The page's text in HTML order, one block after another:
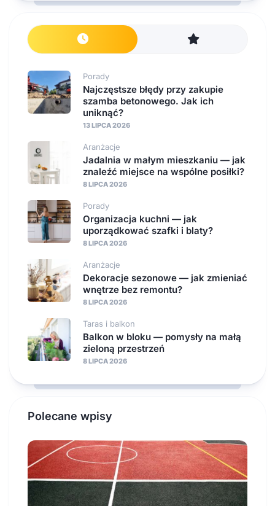
Porady
Najczęstsze błędy przy zakupie
szamba betonowego. Jak ich
uniknąć?
13 LIPCA 2026
Aranżacje
Jadalnia w małym mieszkaniu — jak
znaleźć miejsce na wspólne posiłki?
8 LIPCA 2026
Porady
Organizacja kuchni — jak
uporządkować szafki i blaty?
8 LIPCA 2026
Aranżacje
Dekoracje sezonowe — jak zmieniać
wnętrze bez remontu?
8 LIPCA 2026
Taras i balkon
Balkon w bloku — pomysły na małą
zieloną przestrzeń
8 LIPCA 2026
Polecane wpisy